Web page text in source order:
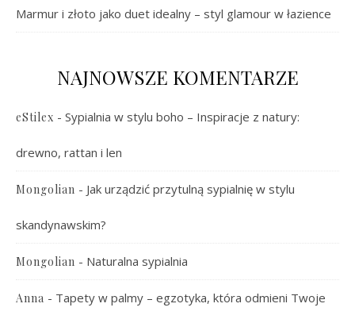
Marmur i złoto jako duet idealny – styl glamour w łazience
NAJNOWSZE KOMENTARZE
eStilex - Sypialnia w stylu boho – Inspiracje z natury:
drewno, rattan i len
Mongolian - Jak urządzić przytulną sypialnię w stylu
skandynawskim?
Mongolian - Naturalna sypialnia
Anna - Tapety w palmy – egzotyka, która odmieni Twoje